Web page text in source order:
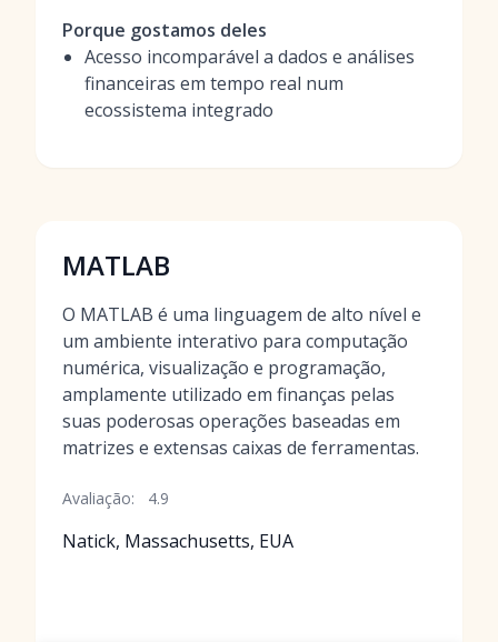
Porque gostamos deles
Acesso incomparável a dados e análises
financeiras em tempo real num
ecossistema integrado
MATLAB
O MATLAB é uma linguagem de alto nível e
um ambiente interativo para computação
numérica, visualização e programação,
amplamente utilizado em finanças pelas
suas poderosas operações baseadas em
matrizes e extensas caixas de ferramentas.
Avaliação: 4.9
Natick, Massachusetts, EUA